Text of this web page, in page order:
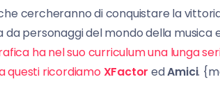
che cercheranno di conquistare la
da personaggi del mondo della musica
ha nel suo curriculum una lunga
questi ricordiamoXFactor edAmici.